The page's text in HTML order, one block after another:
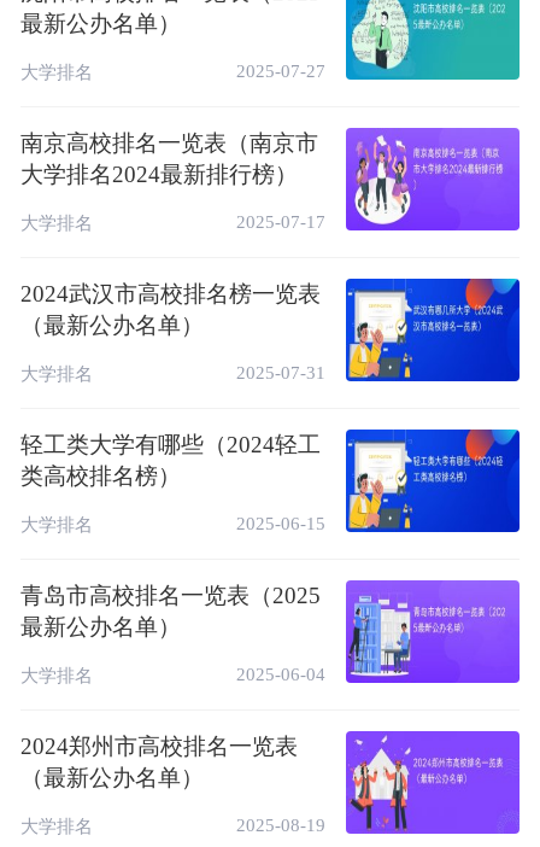
中国海洋大学夺冠
部直属重点综合性大学，是国家“985工
程”和“211工程”重点建设高校之一，入选国
家“世界一流大学建设高校”（A类）。为北极
校，是国务院学位委员会首批批准的具有博
士、硕士、学士学位授予权的单位。
学校前身是创办于1924年的私立青岛大学。
1930年，在省立山东大学和私立青岛大学基
础上成立国立青岛大学。后历经国立山东大
学、山东大学时期，1958年山东大学主体迁
生物系等为基础，于1959年3月成立山东海洋
学院。1960年被国家确定为全国13所重点综
合性大学之一。1988年更名为青岛海洋大
最新公办名单）
大学排名 2025-07-27
南京高校排名一览表（南京市
大学排名2024最新排行榜）
大学排名 2025-07-17
2024武汉市高校排名榜一览表
（最新公办名单）
大学排名 2025-07-31
轻工类大学有哪些（2024轻工
类高校排名榜）
大学排名 2025-06-15
青岛市高校排名一览表（2025
最新公办名单）
大学排名 2025-06-04
2024郑州市高校排名一览表
（最新公办名单）
大学排名 2025-08-19